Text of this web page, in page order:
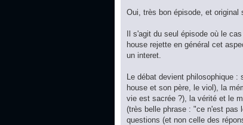
Oui, très bon épisode, et original
Il s'agit du seul épisode où le
house rejette en général cet
un interet.
Le débat devient philosophique :
house et son père, le viol), la
vie est sacrée ?), la vérité et le
(très belle phrase : "ce n'est pas
questions (et non celle des